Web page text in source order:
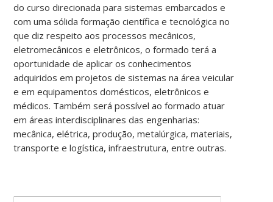
do curso direcionada para sistemas embarcados e
com uma sólida formação científica e tecnológica no
que diz respeito aos processos mecânicos,
eletromecânicos e eletrônicos, o formado terá a
oportunidade de aplicar os conhecimentos
adquiridos em projetos de sistemas na área veicular
e em equipamentos domésticos, eletrônicos e
médicos. Também será possível ao formado atuar
em áreas interdisciplinares das engenharias:
mecânica, elétrica, produção, metalúrgica, materiais,
transporte e logística, infraestrutura, entre outras.